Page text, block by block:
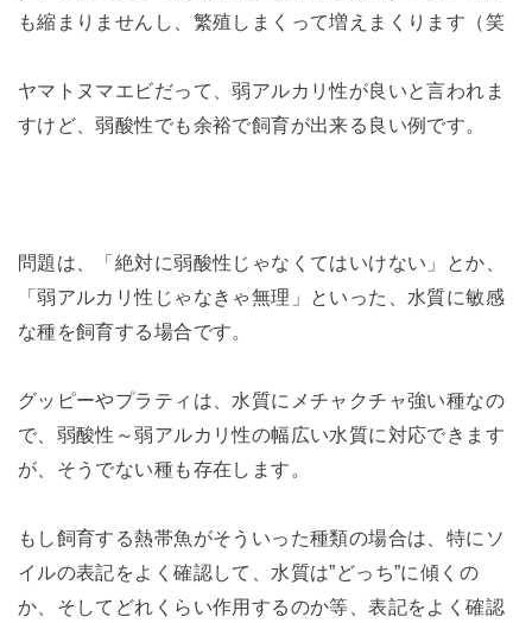
も縮まりませんし、繁殖しまくって増えまくります（笑
ヤマトヌマエビだって、弱アルカリ性が良いと言われま
すけど、弱酸性でも余裕で飼育が出来る良い例です。
問題は、「絶対に弱酸性じゃなくてはいけない」とか、
「弱アルカリ性じゃなきゃ無理」といった、水質に敏感
な種を飼育する場合です。
グッピーやプラティは、水質にメチャクチャ強い種なの
で、弱酸性～弱アルカリ性の幅広い水質に対応できます
が、そうでない種も存在します。
もし飼育する熱帯魚がそういった種類の場合は、特にソ
イルの表記をよく確認して、水質は”どっち”に傾くの
か、そしてどれくらい作用するのか等、表記をよく確認